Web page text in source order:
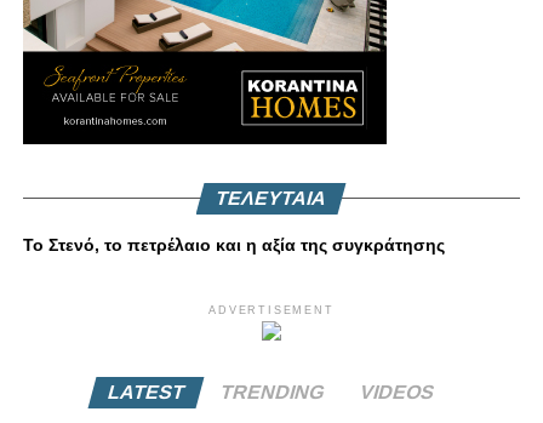
ΤΕΛΕΥΤΑΙΑ
Το Στενό, το πετρέλαιο και η αξία της συγκράτησης
ADVERTISEMENT
LATEST TRENDING VIDEOS